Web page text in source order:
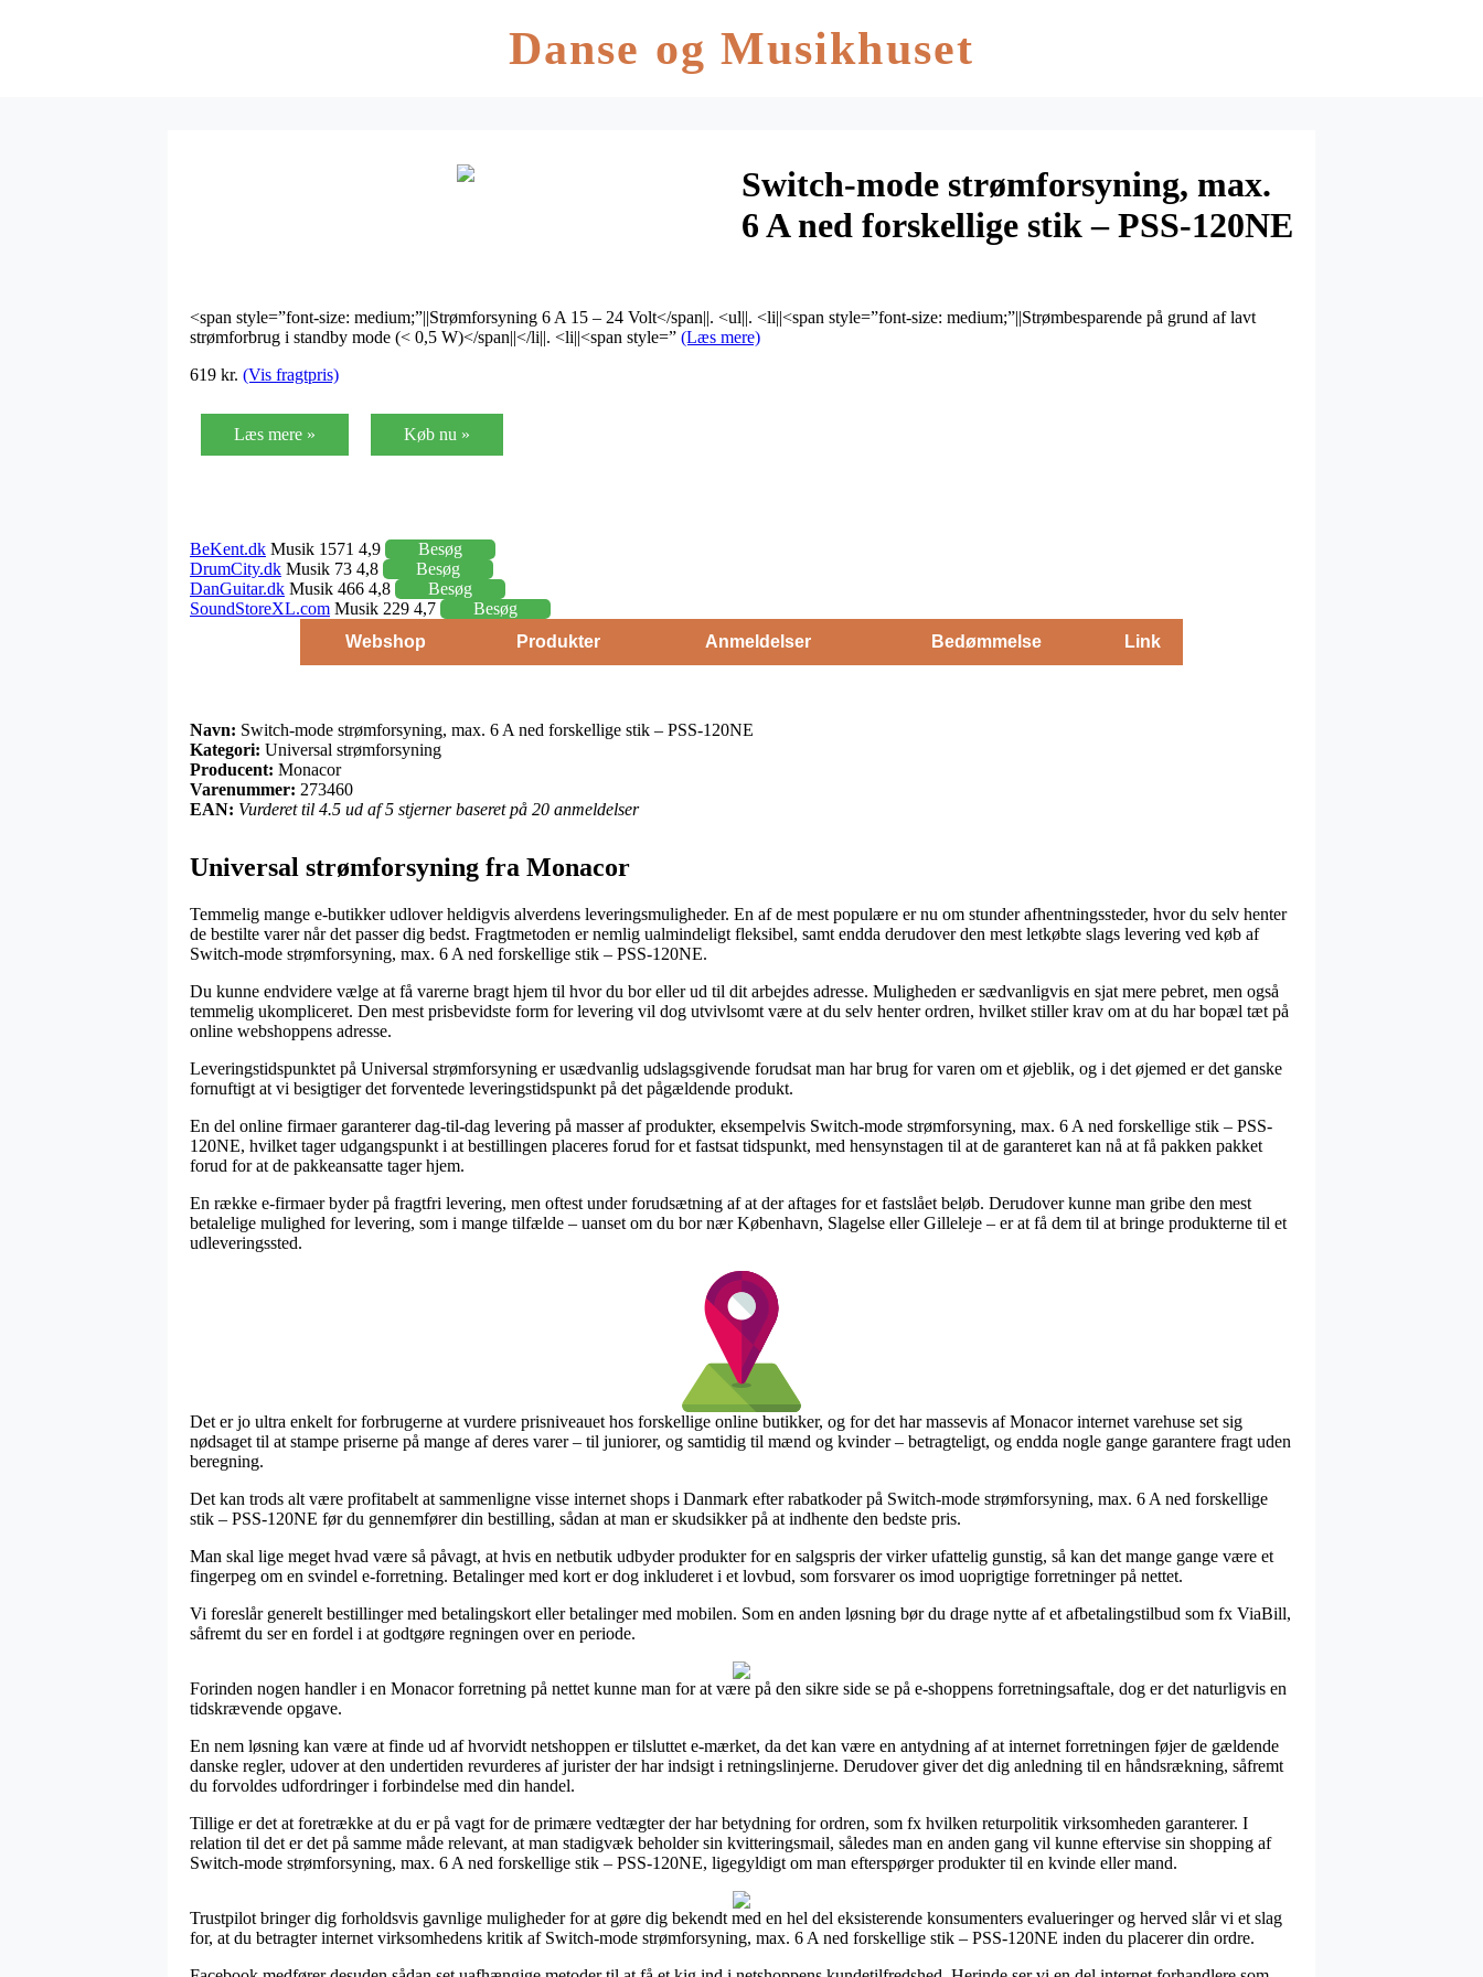
Danse og Musikhuset
Switch-mode strømforsyning, max.
6 A ned forskellige stik – PSS-120NE
<span style=”font-size: medium;”||Strømforsyning 6 A 15 – 24 Volt</span||. <ul||. <li||<span style=”font-size: medium;”||Strømbesparende på grund af lavt
strømforbrug i standby mode (< 0,5 W)</span||</li||. <li||<span style=” (Læs mere)
619 kr. (Vis fragtpris)
Læs mere » Køb nu »
BeKent.dk Musik 1571 4,9
Besøg
DrumCity.dk Musik 73 4,8
Besøg
DanGuitar.dk Musik 466 4,8
Besøg
SoundStoreXL.com Musik 229 4,7
Besøg
Webshop
Produkter Anmeldelser Bedømmelse Link
Navn: Switch-mode strømforsyning, max. 6 A ned forskellige stik – PSS-120NE
Kategori: Universal strømforsyning
Producent: Monacor
Varenummer: 273460
EAN: Vurderet til 4.5 ud af 5 stjerner baseret på 20 anmeldelser
Universal strømforsyning fra Monacor
Temmelig mange e-butikker udlover heldigvis alverdens leveringsmuligheder. En af de mest populære er nu om stunder afhentningssteder, hvor du selv henter
de bestilte varer når det passer dig bedst. Fragtmetoden er nemlig ualmindeligt fleksibel, samt endda derudover den mest letkøbte slags levering ved køb af
Switch-mode strømforsyning, max. 6 A ned forskellige stik – PSS-120NE.
Du kunne endvidere vælge at få varerne bragt hjem til hvor du bor eller ud til dit arbejdes adresse. Muligheden er sædvanligvis en sjat mere pebret, men også
temmelig ukompliceret. Den mest prisbevidste form for levering vil dog utvivlsomt være at du selv henter ordren, hvilket stiller krav om at du har bopæl tæt på
online webshoppens adresse.
Leveringstidspunktet på Universal strømforsyning er usædvanlig udslagsgivende forudsat man har brug for varen om et øjeblik, og i det øjemed er det ganske
fornuftigt at vi besigtiger det forventede leveringstidspunkt på det pågældende produkt.
En del online firmaer garanterer dag-til-dag levering på masser af produkter, eksempelvis Switch-mode strømforsyning, max. 6 A ned forskellige stik – PSS-
120NE, hvilket tager udgangspunkt i at bestillingen placeres forud for et fastsat tidspunkt, med hensynstagen til at de garanteret kan nå at få pakken pakket
forud for at de pakkeansatte tager hjem.
En række e-firmaer byder på fragtfri levering, men oftest under forudsætning af at der aftages for et fastslået beløb. Derudover kunne man gribe den mest
betalelige mulighed for levering, som i mange tilfælde – uanset om du bor nær København, Slagelse eller Gilleleje – er at få dem til at bringe produkterne til et
udleveringssted.
Det er jo ultra enkelt for forbrugerne at vurdere prisniveauet hos forskellige online butikker, og for det har massevis af Monacor internet varehuse set sig
nødsaget til at stampe priserne på mange af deres varer – til juniorer, og samtidig til mænd og kvinder – betragteligt, og endda nogle gange garantere fragt uden
beregning.
Det kan trods alt være profitabelt at sammenligne visse internet shops i Danmark efter rabatkoder på Switch-mode strømforsyning, max. 6 A ned forskellige
stik – PSS-120NE før du gennemfører din bestilling, sådan at man er skudsikker på at indhente den bedste pris.
Man skal lige meget hvad være så påvagt, at hvis en netbutik udbyder produkter for en salgspris der virker ufattelig gunstig, så kan det mange gange være et
fingerpeg om en svindel e-forretning. Betalinger med kort er dog inkluderet i et lovbud, som forsvarer os imod uoprigtige forretninger på nettet.
Vi foreslår generelt bestillinger med betalingskort eller betalinger med mobilen. Som en anden løsning bør du drage nytte af et afbetalingstilbud som fx ViaBill,
såfremt du ser en fordel i at godtgøre regningen over en periode.
Forinden nogen handler i en Monacor forretning på nettet kunne man for at være på den sikre side se på e-shoppens forretningsaftale, dog er det naturligvis en
tidskrævende opgave.
En nem løsning kan være at finde ud af hvorvidt netshoppen er tilsluttet e-mærket, da det kan være en antydning af at internet forretningen føjer de gældende
danske regler, udover at den undertiden revurderes af jurister der har indsigt i retningslinjerne. Derudover giver det dig anledning til en håndsrækning, såfremt
du forvoldes udfordringer i forbindelse med din handel.
Tillige er det at foretrække at du er på vagt for de primære vedtægter der har betydning for ordren, som fx hvilken returpolitik virksomheden garanterer. I
relation til det er det på samme måde relevant, at man stadigvæk beholder sin kvitteringsmail, således man en anden gang vil kunne eftervise sin shopping af
Switch-mode strømforsyning, max. 6 A ned forskellige stik – PSS-120NE, ligegyldigt om man efterspørger produkter til en kvinde eller mand.
Trustpilot bringer dig forholdsvis gavnlige muligheder for at gøre dig bekendt med en hel del eksisterende konsumenters evalueringer og herved slår vi et slag
for, at du betragter internet virksomhedens kritik af Switch-mode strømforsyning, max. 6 A ned forskellige stik – PSS-120NE inden du placerer din ordre.